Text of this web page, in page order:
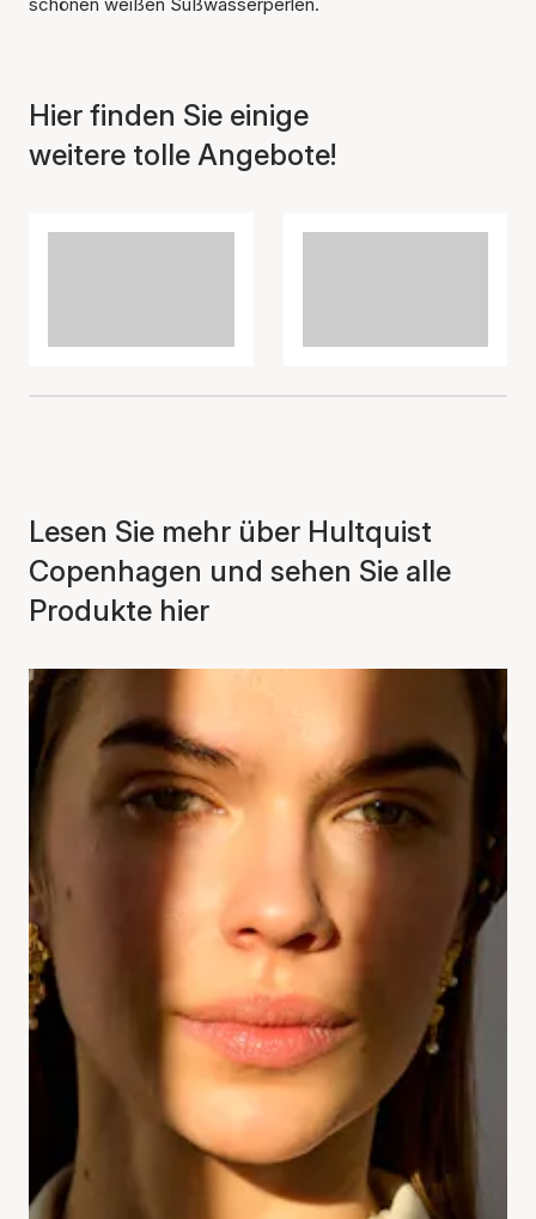
Der Artikel wurde in den
Hier finden Sie einige
weitere tolle Angebote!
Lesen Sie mehr über Hultquist
Copenhagen und sehen Sie alle
Produkte hier